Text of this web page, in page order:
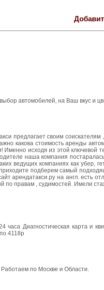
автомобилей, на Ваш вкус и
предлагает своим
какова стоимость аренды
Именно исходя из этой ключевой
наша компания
ведущих компаниях как убер,
приходите подберем самый
арендатакси.ру на англ. есть
по правам , судимостей. Имели
Диагностическая карта и
4118р
по Москве и Области.